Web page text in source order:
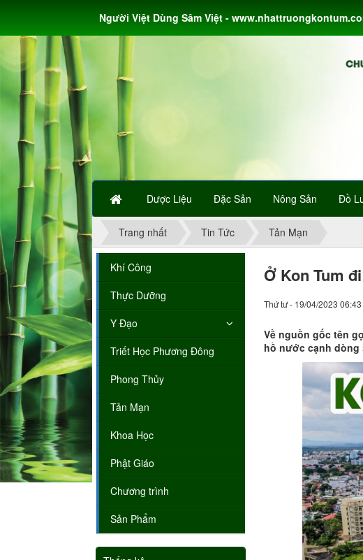
Dược Liệu Đặc Sản Nông Sản Đồ
Người Việt Dùng Sâm Việt -
Trang nhất Tin Tức Tản Mạn
Ở Kon Tum
Thứ tư - 19/04/2023 06:43
Về nguồn gốc tên
hồ nước cạnh dòng
Khí Công
Thực Dưỡng
Y Đạo
Triết Học Phương Đông
Phong Thủy
Tản Mạn
Khoa Học
Phật Giáo
Chương trình
Sản Phẩm